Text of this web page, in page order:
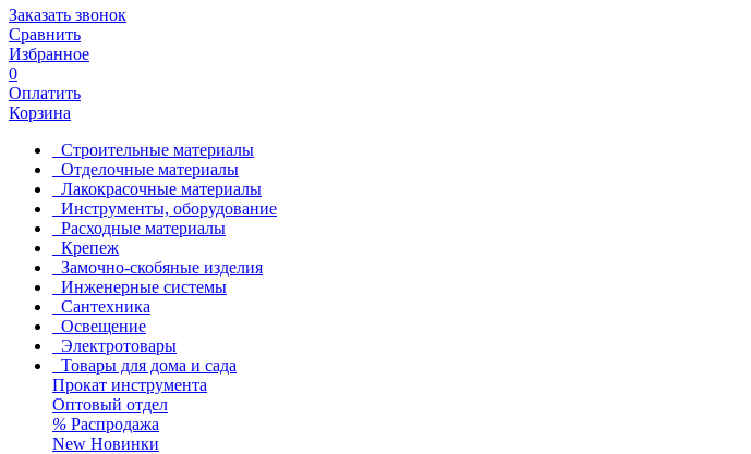
Заказать звонок
Сравнить
Избранное
0
Оплатить
Корзина
Строительные материалы
Отделочные материалы
Лакокрасочные материалы
Инструменты, оборудование
Расходные материалы
Крепеж
Замочно-скобяные изделия
Инженерные системы
Сантехника
Освещение
Электротовары
Товары для дома и сада
Прокат инструмента
Оптовый отдел
% Распродажа
New Новинки